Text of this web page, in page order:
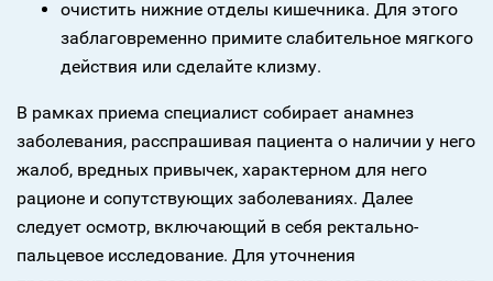
очистить нижние отделы кишечника. Для этого
заблаговременно примите слабительное мягкого
действия или сделайте клизму.
В рамках приема специалист собирает анамнез
заболевания, расспрашивая пациента о наличии у него
жалоб, вредных привычек, характерном для него
рационе и сопутствующих заболеваниях. Далее
следует осмотр, включающий в себя ректально-
пальцевое исследование. Для уточнения